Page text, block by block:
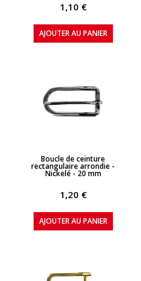
1,10 €
AJOUTER AU PANIER
APERÇU RAPIDE
Boucle de ceinture
rectangulaire arrondie -
Nickelé - 20 mm
1,20 €
AJOUTER AU PANIER